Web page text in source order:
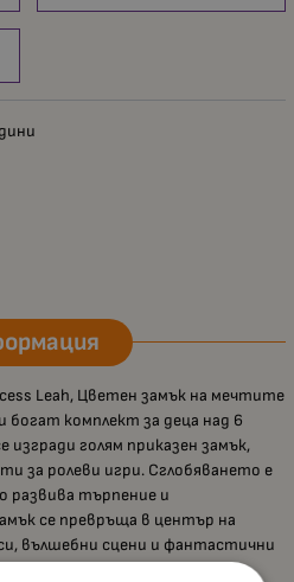
Leah, Цветен замък на мечтите
богат комплект за деца над 6
изгради голям приказен замък,
за ролеви игри. Сглобяването е
развива търпение и
се превръща в център на
вълшебни сцени и фантастични
от висококачествена